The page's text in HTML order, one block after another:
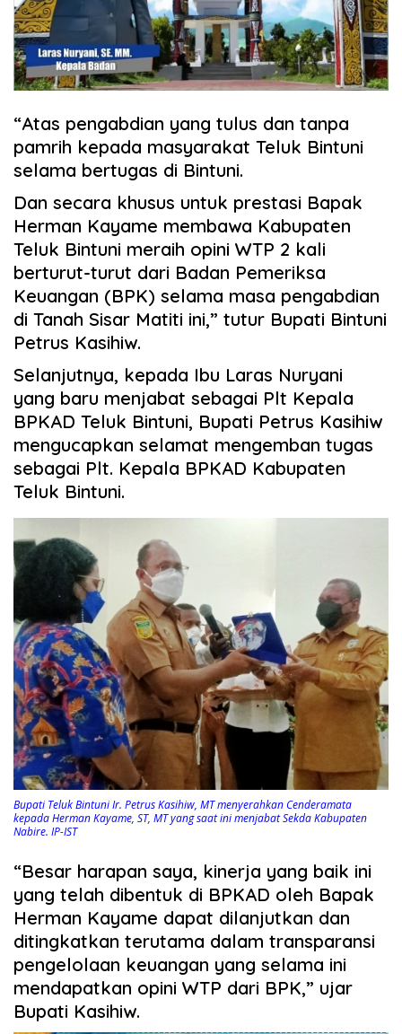
“Atas pengabdian yang tulus dan tanpa
pamrih kepada masyarakat Teluk Bintuni
selama bertugas di Bintuni.
Dan secara khusus untuk prestasi Bapak
Herman Kayame membawa Kabupaten
Teluk Bintuni meraih opini WTP 2 kali
berturut-turut dari Badan Pemeriksa
Keuangan (BPK) selama masa pengabdian
di Tanah Sisar Matiti ini,” tutur Bupati Bintuni
Petrus Kasihiw.
Selanjutnya, kepada Ibu Laras Nuryani
yang baru menjabat sebagai Plt Kepala
BPKAD Teluk Bintuni, Bupati Petrus Kasihiw
mengucapkan selamat mengemban tugas
sebagai Plt. Kepala BPKAD Kabupaten
Teluk Bintuni.
Bupati Teluk Bintuni Ir. Petrus Kasihiw, MT menyerahkan Cenderamata
kepada Herman Kayame, ST, MT yang saat ini menjabat Sekda Kabupaten
Nabire. IP-IST
“Besar harapan saya, kinerja yang baik ini
yang telah dibentuk di BPKAD oleh Bapak
Herman Kayame dapat dilanjutkan dan
ditingkatkan terutama dalam transparansi
pengelolaan keuangan yang selama ini
mendapatkan opini WTP dari BPK,” ujar
Bupati Kasihiw.